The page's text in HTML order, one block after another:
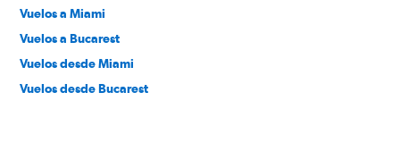
Vuelos a Miami
Vuelos a Bucarest
Vuelos desde Miami
Vuelos desde Bucarest